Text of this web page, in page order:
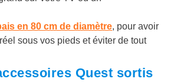
en 80 cm de diamètre, pour avoir
sous vos pieds et éviter de tout
Quest sortis